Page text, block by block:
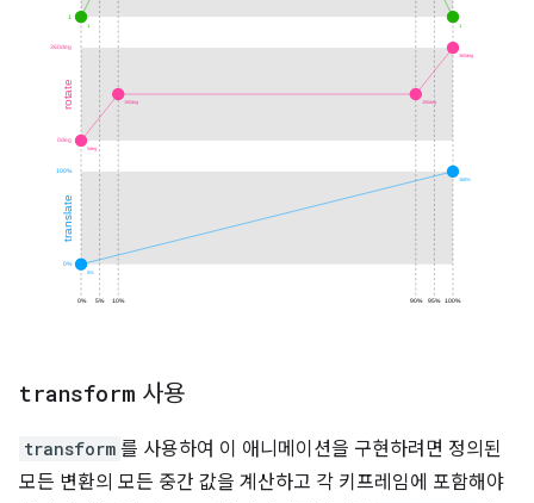
transform 사용
transform 를 사용하여 이 애니메이션을 구현하려면 정의된
모든 변환의 모든 중간 값을 계산하고 각 키프레임에 포함해야